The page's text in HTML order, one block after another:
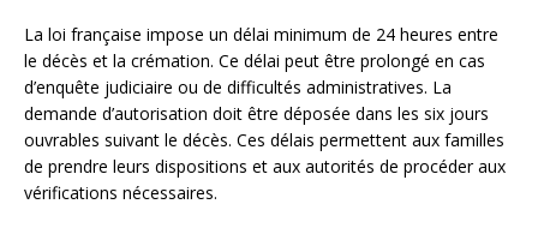
La loi française impose un délai minimum de 24 heures entre
le décès et la crémation. Ce délai peut être prolongé en cas
d’enquête judiciaire ou de difficultés administratives. La
demande d’autorisation doit être déposée dans les six jours
ouvrables suivant le décès. Ces délais permettent aux familles
de prendre leurs dispositions et aux autorités de procéder aux
vérifications nécessaires.